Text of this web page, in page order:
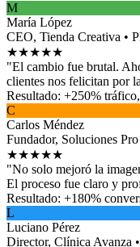
M
María López
CEO, Tienda Creativa •
★★★★★
"El cambio fue brutal.
clientes nos felicitan por
Resultado: +250%
C
Carlos Méndez
Fundador, Soluciones Pro
★★★★★
"No solo mejoró la
El proceso fue claro y
Resultado: +180%
L
Luciano Pérez
Director, Clínica Avanza •